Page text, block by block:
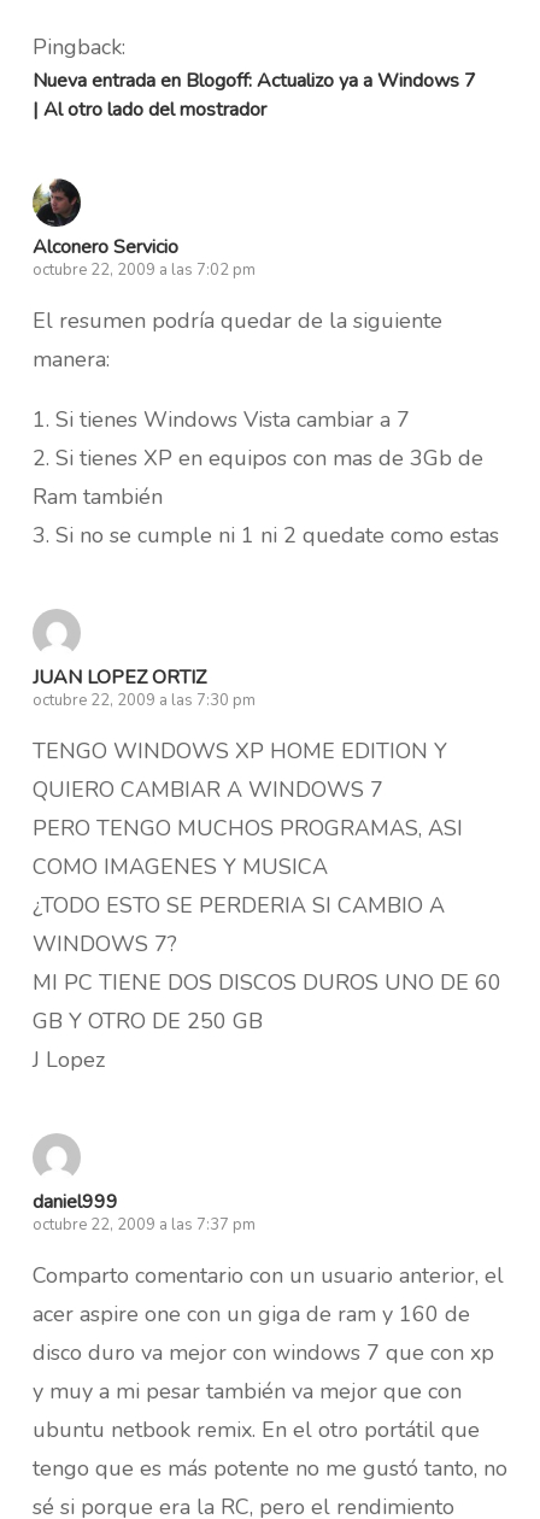
Pingback:
Nueva entrada en Blogoff: Actualizo ya a Windows 7
| Al otro lado del mostrador
Alconero Servicio
octubre 22, 2009 a las 7:02 pm
El resumen podría quedar de la siguiente
manera:
1. Si tienes Windows Vista cambiar a 7
2. Si tienes XP en equipos con mas de 3Gb de
Ram también
3. Si no se cumple ni 1 ni 2 quedate como estas
JUAN LOPEZ ORTIZ
octubre 22, 2009 a las 7:30 pm
TENGO WINDOWS XP HOME EDITION Y
QUIERO CAMBIAR A WINDOWS 7
PERO TENGO MUCHOS PROGRAMAS, ASI
COMO IMAGENES Y MUSICA
¿TODO ESTO SE PERDERIA SI CAMBIO A
WINDOWS 7?
MI PC TIENE DOS DISCOS DUROS UNO DE 60
GB Y OTRO DE 250 GB
J Lopez
daniel999
octubre 22, 2009 a las 7:37 pm
Comparto comentario con un usuario anterior, el
acer aspire one con un giga de ram y 160 de
disco duro va mejor con windows 7 que con xp
y muy a mi pesar también va mejor que con
ubuntu netbook remix. En el otro portátil que
tengo que es más potente no me gustó tanto, no
sé si porque era la RC, pero el rendimiento